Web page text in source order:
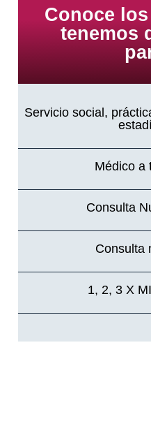
Conoce
tenemos
Servicio social,
Médico a
Consulta
Consulta
1, 2, 3 X